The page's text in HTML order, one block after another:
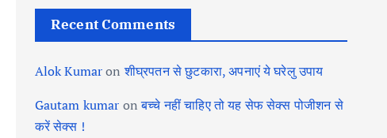
Recent Comments
Alok Kumaronशीघ्रपतन से छुटकारा, अपनाएं ये घरेलु उपाय
Gautam kumar onबच्चे नहीं चाहिए तो यह सेफ सेक्स पोजीशन से
करें सेक्स !